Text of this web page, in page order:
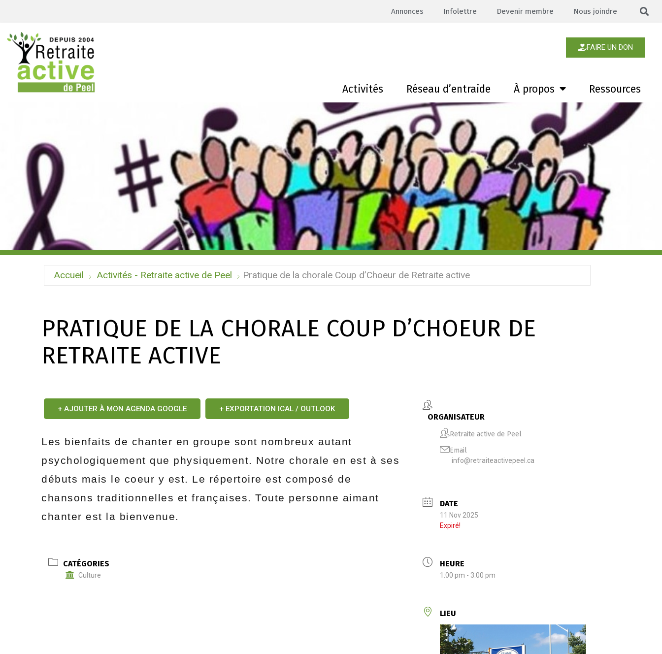
Annonces Infolettre Devenir membre Nous joindre
FAIRE UN DON
Activités Réseau d’entraide À propos Ressources
Accueil Activités - Retraite active de Peel Pratique de la chorale Coup d’Choeur de Retraite active
PRATIQUE DE LA CHORALE COUP D’CHOEUR DE
RETRAITE ACTIVE
+ AJOUTER À MON AGENDA GOOGLE + EXPORTATION ICAL / OUTLOOK
Les bienfaits de chanter en groupe sont nombreux autant
psychologiquement que physiquement. Notre chorale en est à ses
débuts mais le coeur y est. Le répertoire est composé de
chansons traditionnelles et françaises. Toute personne aimant
chanter est la bienvenue.
CATÉGORIES
Culture
ORGANISATEUR
Retraite active de Peel
Email
info@retraiteactivepeel.ca
DATE
11 Nov 2025
Expiré!
HEURE
1:00 pm - 3:00 pm
LIEU